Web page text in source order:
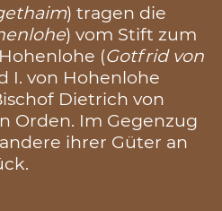
) tragen die
) vom Stift zum
(Gotfrid von
I. von Hohenlohe
Dietrich von
Orden. Im Gegenzug
ihrer Güter an